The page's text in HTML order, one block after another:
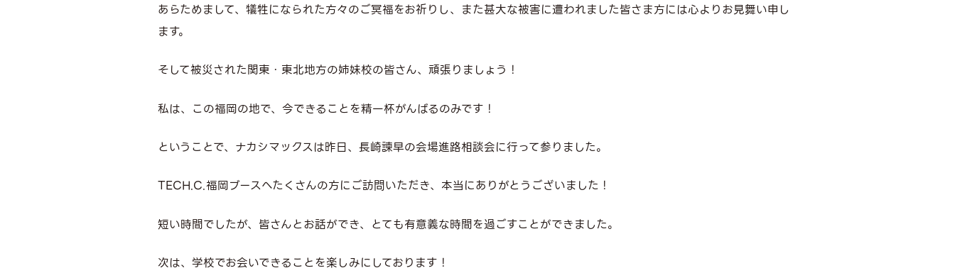
あらためまして、犠牲になられた方々のご冥福をお祈りし、また甚大な被害に遭われました皆さま方には心よりお見舞い申し
ます。
そして被災された関東・東北地方の姉妹校の皆さん、頑張りましょう！
私は、この福岡の地で、今できることを精一杯がんばるのみです！
ということで、ナカシマックスは昨日、長崎諫早の会場進路相談会に行って参りました。
TECH.C.福岡ブースへたくさんの方にご訪問いただき、本当にありがとうございました！
短い時間でしたが、皆さんとお話ができ、とても有意義な時間を過ごすことができました。
次は、学校でお会いできることを楽しみにしております！